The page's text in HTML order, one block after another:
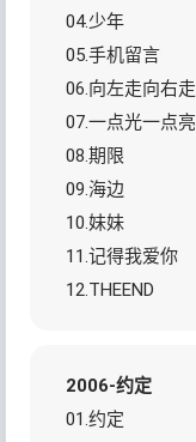
04.少年
05.手机留言
06.向左走向右走
07.一点光一点亮
08.期限
09.海边
10.妹妹
11.记得我爱你
12.THEEND
2006-约定
01.约定